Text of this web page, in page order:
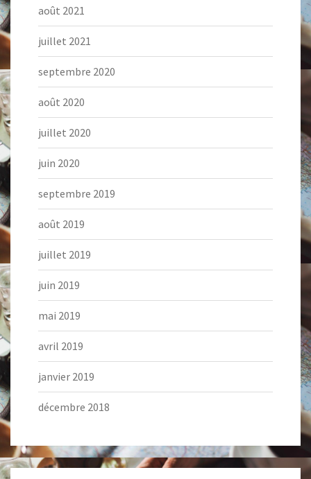
août 2021
juillet 2021
septembre 2020
août 2020
juillet 2020
juin 2020
septembre 2019
août 2019
juillet 2019
juin 2019
mai 2019
avril 2019
janvier 2019
décembre 2018